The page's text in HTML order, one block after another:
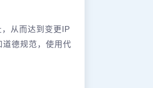
从而达到变更IP
德规范，使用代